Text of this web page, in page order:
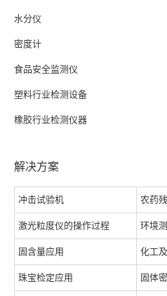
水分仪
密度计
食品安全监测仪
塑料行业检测设备
橡胶行业检测仪器
解决方案
冲击试验机 农药
激光粒度仪的操作过程 环境
固含量应用 化工
珠宝检定应用 固体